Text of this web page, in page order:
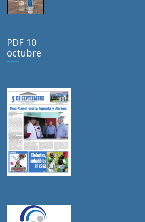
PDF 10
octubre